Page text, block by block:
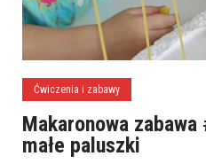
Ćwiczenia i zabawy
Makaronowa
małe paluszki